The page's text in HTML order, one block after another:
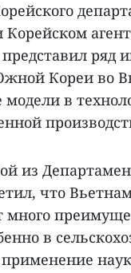
Корейском
представил
Кореи во
в
из
что
много
в